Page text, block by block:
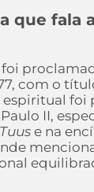
que fala
foi
com o
espiritual
II,
e na